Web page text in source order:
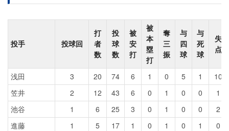
投手 投球回
打
者
数
投
球
数
被
安
打
被
本
塁
打
奪
三
振
与
四
球
与
死
球
失
点
浅田 3 20 74 6 1 0 5 1
10
笠井
2 12 43 6 0 1 0 0
1
池谷
1 6 25 3 0 1 0 0
2
進藤
1 5 17 1 0 1 0 1
0